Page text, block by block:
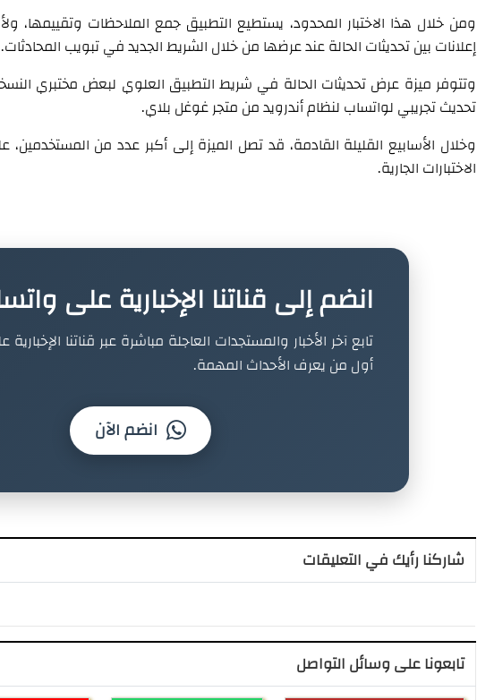
ومن خلال هذا الاختبار المحدود، يستطيع التطبيق جمع الملاحظات وتقييمها،
إعلانات بين تحديثات الحالة عند عرضها من خلال الشريط الجديد في تبويب المحادثات.
وتتوفر ميزة عرض تحديثات الحالة في شريط التطبيق العلوي لبعض مختبري النسخة
تحديث تجريبي لواتساب لنظام أندرويد من متجر غوغل بلاي.
وخلال الأسابيع القليلة القادمة، قد تصل الميزة إلى أكبر عدد من المستخدمين،
الاختبارات الجارية.
انضم إلى قناتنا الإخبارية على
تابع آخر الأخبار والمستجدات العاجلة مباشرة عبر قناتنا
أول من يعرف الأحداث المهمة.
انضم الآن
شاركنا رأيك في التعليقات
تابعونا على وسائل التواصل